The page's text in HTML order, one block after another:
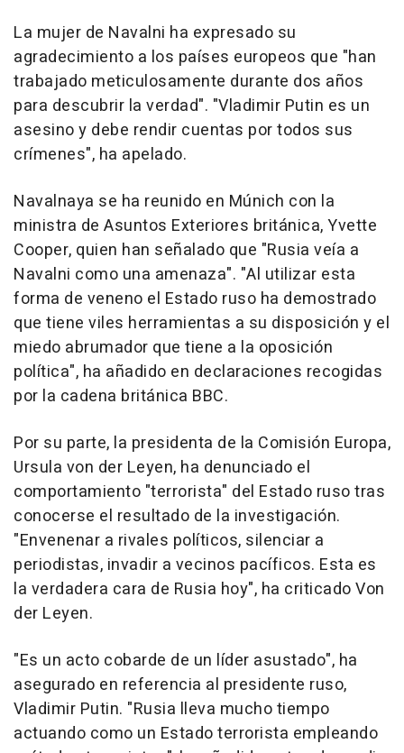
La mujer de Navalni ha expresado su
agradecimiento a los países europeos que "han
trabajado meticulosamente durante dos años
para descubrir la verdad". "Vladimir Putin es un
asesino y debe rendir cuentas por todos sus
crímenes", ha apelado.
Navalnaya se ha reunido en Múnich con la
ministra de Asuntos Exteriores británica, Yvette
Cooper, quien han señalado que "Rusia veía a
Navalni como una amenaza". "Al utilizar esta
forma de veneno el Estado ruso ha demostrado
que tiene viles herramientas a su disposición y el
miedo abrumador que tiene a la oposición
política", ha añadido en declaraciones recogidas
por la cadena británica BBC.
Por su parte, la presidenta de la Comisión Europa,
Ursula von der Leyen, ha denunciado el
comportamiento "terrorista" del Estado ruso tras
conocerse el resultado de la investigación.
"Envenenar a rivales políticos, silenciar a
periodistas, invadir a vecinos pacíficos. Esta es
la verdadera cara de Rusia hoy", ha criticado Von
der Leyen.
"Es un acto cobarde de un líder asustado", ha
asegurado en referencia al presidente ruso,
Vladimir Putin. "Rusia lleva mucho tiempo
actuando como un Estado terrorista empleando